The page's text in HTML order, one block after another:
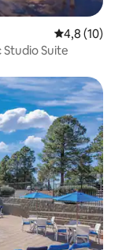
Średnia
4,8 (10)
Suite